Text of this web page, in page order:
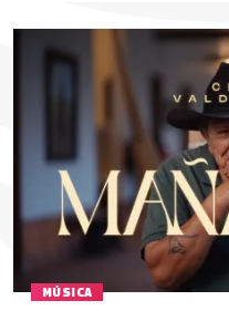
MÚSICA